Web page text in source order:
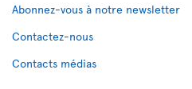
Abonnez-vous à notre newsletter
Contactez-nous
Contacts médias